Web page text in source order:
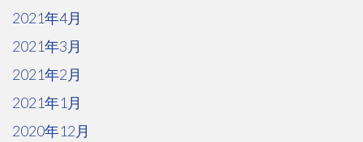
2021年4月
2021年3月
2021年2月
2021年1月
2020年12月